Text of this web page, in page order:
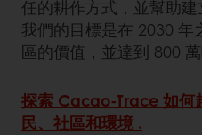
任的耕作方式，並幫助建
我們的目標是在 2030 年
區的價值，並達到 800
探索 Cacao‐Trace 如何
民、社區和環境 .